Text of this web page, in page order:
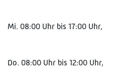
Mi. 08:00 Uhr bis 17:00 Uhr,
Do. 08:00 Uhr bis 12:00 Uhr,